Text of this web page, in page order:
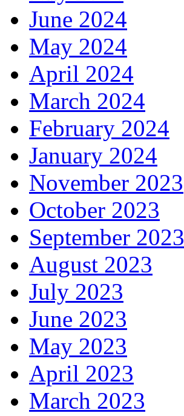
June 2024
May 2024
April 2024
March 2024
February 2024
January 2024
November 2023
October 2023
September 2023
August 2023
July 2023
June 2023
May 2023
April 2023
March 2023